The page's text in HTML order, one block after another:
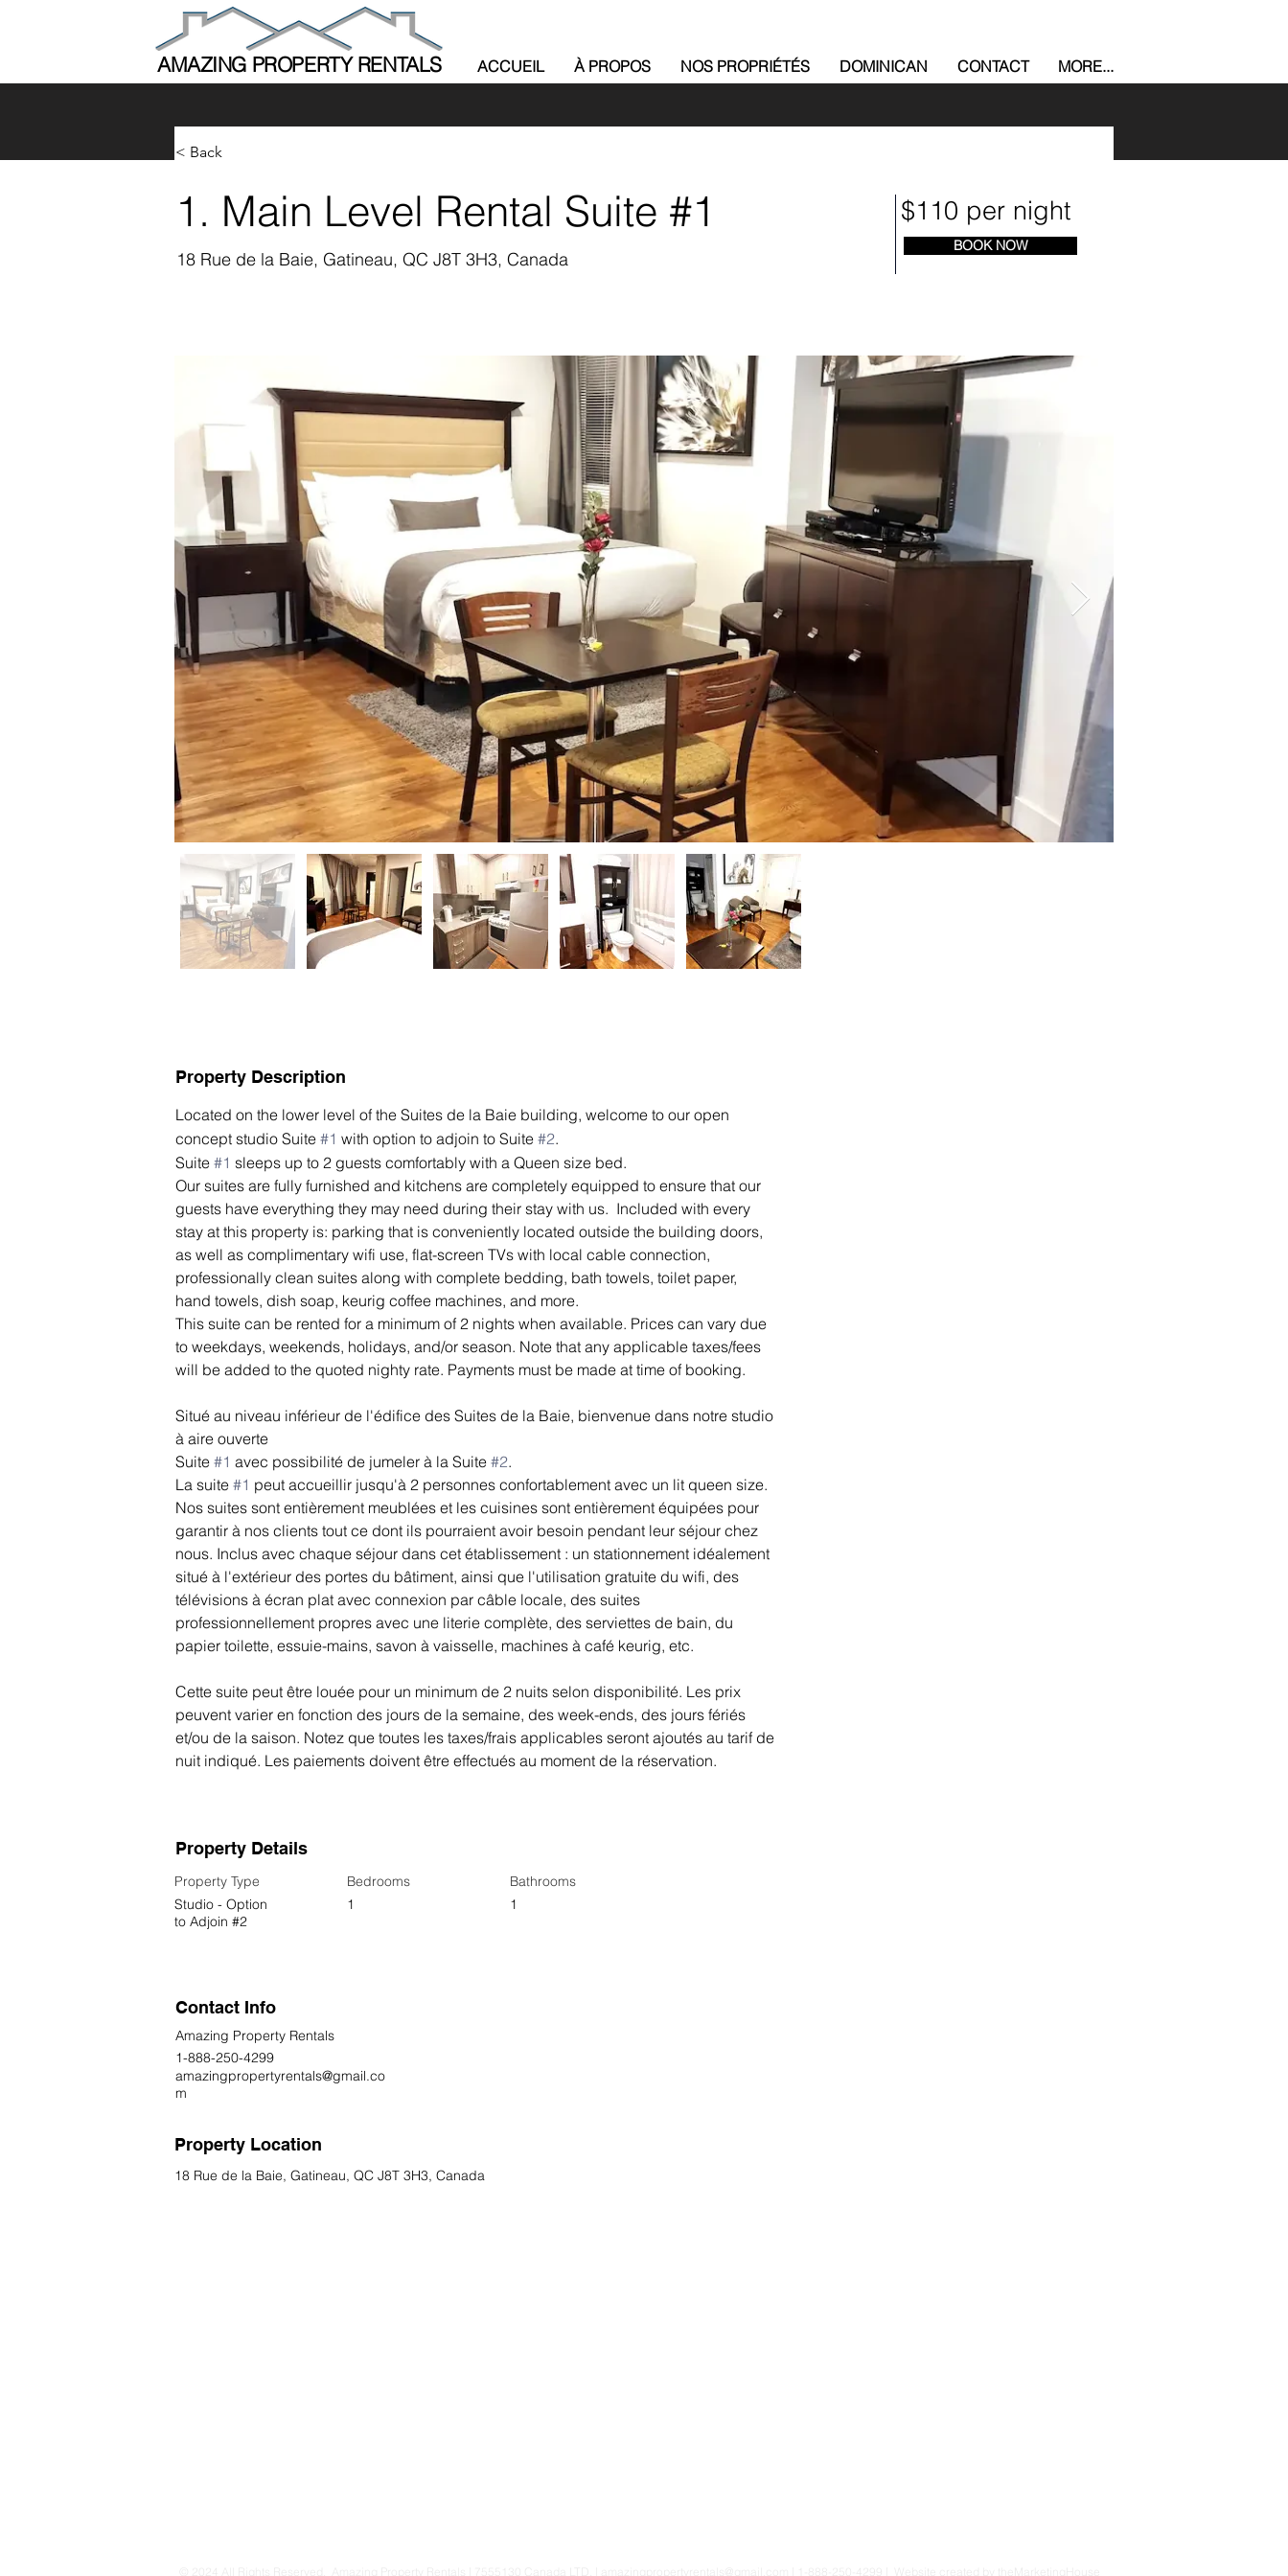
AMAZING PROPERTY RENTALS ACCUEIL À PROPOS NOS PROPRIÉTÉS DOMINICAN CONTACT MORE...
< Back
1. Main Level Rental Suite #1
18 Rue de la Baie, Gatineau, QC J8T 3H3, Canada
$110 per night
BOOK NOW
Property Description
Located on the lower level of the Suites de la Baie building, welcome to our open
concept studio Suite #1 with option to adjoin to Suite #2.
Suite #1 sleeps up to 2 guests comfortably with a Queen size bed.
Our suites are fully furnished and kitchens are completely equipped to ensure that our
guests have everything they may need during their stay with us.  ​Included with every
stay at this property is: parking that is conveniently located outside the building doors,
as well as complimentary wifi use, flat-screen TVs with local cable connection,
professionally clean suites along with complete bedding, bath towels, toilet paper,
hand towels, dish soap, keurig coffee machines, and more.
This suite can be rented for a minimum of 2 nights when available. Prices can vary due
to weekdays, weekends, holidays, and/or season. Note that any applicable taxes/fees
will be added to the quoted nighty rate. Payments must be made at time of booking.
Situé au niveau inférieur de l'édifice des Suites de la Baie, bienvenue dans notre studio
à aire ouverte
Suite #1 avec possibilité de jumeler à la Suite #2.
La suite #1 peut accueillir jusqu'à 2 personnes confortablement avec un lit queen size.
Nos suites sont entièrement meublées et les cuisines sont entièrement équipées pour
garantir à nos clients tout ce dont ils pourraient avoir besoin pendant leur séjour chez
nous. ​Inclus avec chaque séjour dans cet établissement : un stationnement idéalement
situé à l'extérieur des portes du bâtiment, ainsi que l'utilisation gratuite du wifi, des
télévisions à écran plat avec connexion par câble locale, des suites
professionnellement propres avec une literie complète, des serviettes de bain, du
papier toilette, essuie-mains, savon à vaisselle, machines à café keurig, etc.
Cette suite peut être louée pour un minimum de 2 nuits selon disponibilité. Les prix
peuvent varier en fonction des jours de la semaine, des week-ends, des jours fériés
et/ou de la saison. Notez que toutes les taxes/frais applicables seront ajoutés au tarif de
nuit indiqué. Les paiements doivent être effectués au moment de la réservation.
Property Details
Property Type
Studio - Option
to Adjoin #2
Bedrooms
1
Bathrooms
1
Contact Info
Amazing Property Rentals
1-888-250-4299
amazingpropertyrentals@gmail.co
m
Property Location
18 Rue de la Baie, Gatineau, QC J8T 3H3, Canada